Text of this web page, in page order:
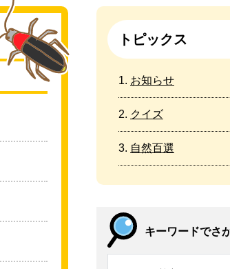
トピックス
お知らせ
クイズ
自然百選
キーワードでさ